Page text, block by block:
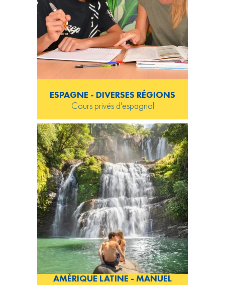
ESPAGNE - DIVERSES RÉGIONS
Cours privés d'espagnol
AMÉRIQUE LATINE - MANUEL